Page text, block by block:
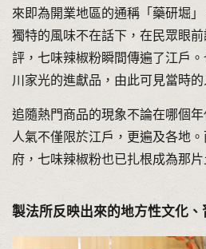
來即為開業地區的通稱「藥研堀
獨特的風味不在話下，在民眾眼
評，七味辣椒粉瞬間傳遍了江戶
川家光的進獻品，由此可見當時的
追隨熱門商品的現象不論在哪個
人氣不僅限於江戶，更遍及各地
府，七味辣椒粉也已扎根成為那片
製法所反映出來的地方性文化、